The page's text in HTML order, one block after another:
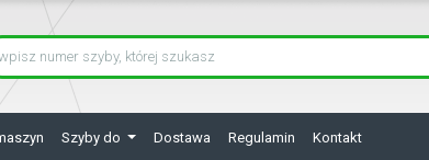
Szyby do Dostawa Regulamin Kontakt